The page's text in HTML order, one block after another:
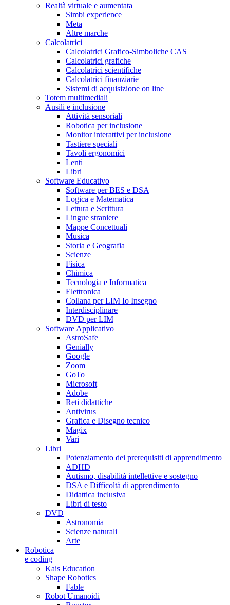
Realtà virtuale e aumentata
Simbi experience
Meta
Altre marche
Calcolatrici
Calcolatrici Grafico-Simboliche CAS
Calcolatrici grafiche
Calcolatrici scientifiche
Calcolatrici finanziarie
Sistemi di acquisizione on line
Totem multimediali
Ausili e inclusione
Attività sensoriali
Robotica per inclusione
Monitor interattivi per inclusione
Tastiere speciali
Tavoli ergonomici
Lenti
Libri
Software Educativo
Software per BES e DSA
Logica e Matematica
Lettura e Scrittura
Lingue straniere
Mappe Concettuali
Musica
Storia e Geografia
Scienze
Fisica
Chimica
Tecnologia e Informatica
Elettronica
Collana per LIM Io Insegno
Interdisciplinare
DVD per LIM
Software Applicativo
AstroSafe
Genially
Google
Zoom
GoTo
Microsoft
Adobe
Reti didattiche
Antivirus
Grafica e Disegno tecnico
Magix
Vari
Libri
Potenziamento dei prerequisiti di apprendimento
ADHD
Autismo, disabilità intellettive e sostegno
DSA e Difficoltà di apprendimento
Didattica inclusiva
Libri di testo
DVD
Astronomia
Scienze naturali
Arte
Robotica
e coding
Kais Education
Shape Robotics
Fable
Robot Umanoidi